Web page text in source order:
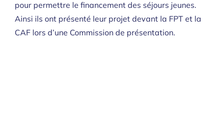
pour permettre le financement des séjours jeunes.
Ainsi ils ont présenté leur projet devant la FPT et la
CAF lors d’une Commission de présentation.